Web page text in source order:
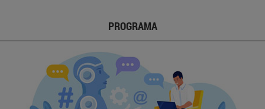
PROGRAMA